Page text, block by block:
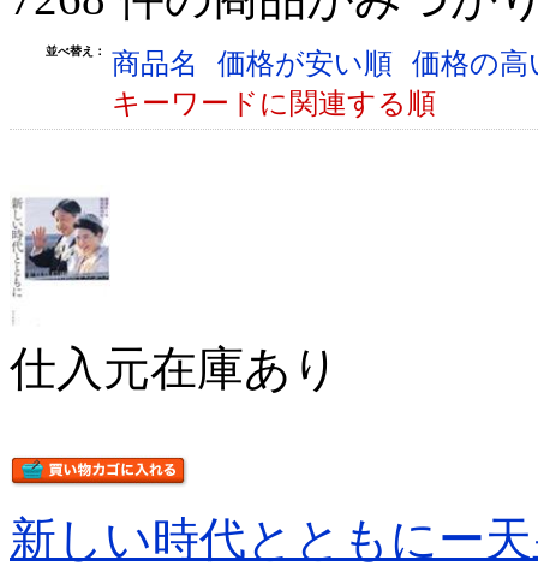
並べ替え： 商品名 価格が安い順 価格の
キーワードに関連する順
仕入元在庫あり
新しい時代とともにー